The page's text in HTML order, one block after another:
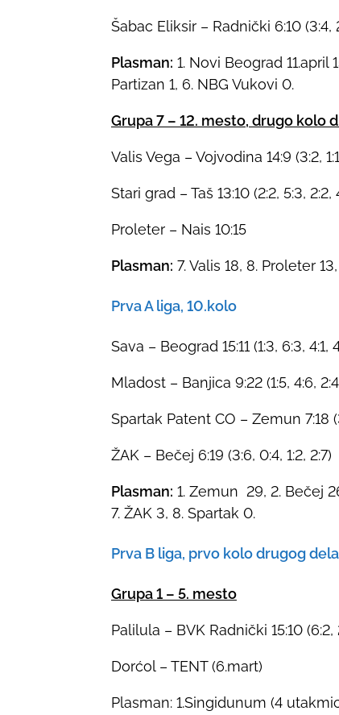
Šabac Eliksir – Radnički 6:10 (3:4,
Plasman: 1. Novi Beograd 11.april
Partizan 1, 6. NBG Vukovi 0.
Grupa 7 – 12. mesto, drugo kolo
Valis Vega – Vojvodina 14:9 (3:2,
Stari grad – Taš 13:10 (2:2, 5:3, 2:2,
Proleter – Nais 10:15
Plasman: 7. Valis 18, 8. Proleter
Prva A liga, 10.kolo
Sava – Beograd 15:11 (1:3, 6:3, 4:1,
Mladost – Banjica 9:22 (1:5, 4:6,
Spartak Patent CO – Zemun 7:18
ŽAK – Bečej 6:19 (3:6, 0:4, 1:2, 2:7)
Plasman: 1. Zemun 29, 2. Bečej
7. ŽAK 3, 8. Spartak 0.
Prva B liga, prvo kolo drugog dela
Grupa 1 – 5. mesto
Palilula – BVK Radnički 15:10 (6:2,
Dorćol – TENT (6.mart)
Plasman: 1.Singidunum (4